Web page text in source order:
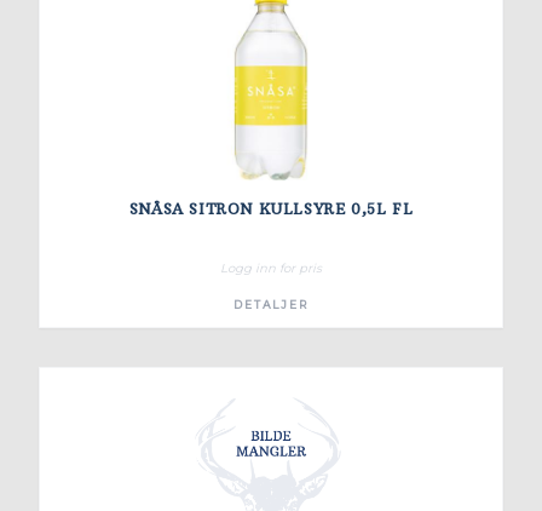
SNÅSA SITRON KULLSYRE 0,5L FL
Logg inn for pris
DETALJER